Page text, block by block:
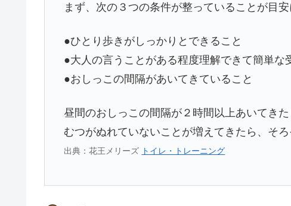
まず、次の３つの条件が整っていることが目安
●ひとり歩きがしっかりとできること
●大人の言うことがある程度理解できて簡単な
●おしっこの間隔があいてきていること
昼間のおしっこの間隔が２時間以上あいてき
むつがぬれていないことが増えてきたら、そ
出典：花王メリーズ トイレ・トレーニング